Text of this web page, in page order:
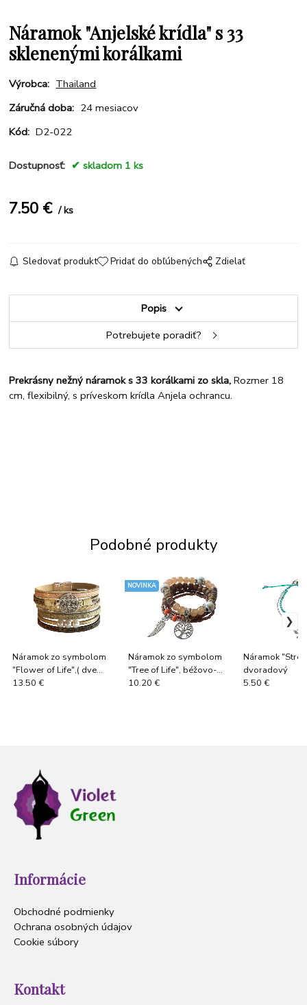
Náramok "Anjelské krídla" s 33
sklenenými korálkami
Výrobca: Thailand
Záručná doba: 24 mesiacov
Kód: D2-022
Dostupnosť: skladom 1 ks
7.50 € ks
Sledovať produkt Pridať do obľúbených Zdielať
Popis
Potrebujete poradiť?
Prekrásny nežný náramok s 33 korálkami zo skla,Rozmer 18
cm, flexibilný, s príveskom krídla Anjela ochrancu.
Podobné produkty
Náramok zo symbolom
"Flower of Life",( dve
varianty), imitácia kože
13.50 €
Náramok zo symbolom
"Tree of Life", béžovo-
hnedý, korálkový
NOVINKA
10.20 €
Náramok
dvoradový
5.50 €
Informácie
Obchodné podmienky
Ochrana osobných údajov
Cookie súbory
Kontakt